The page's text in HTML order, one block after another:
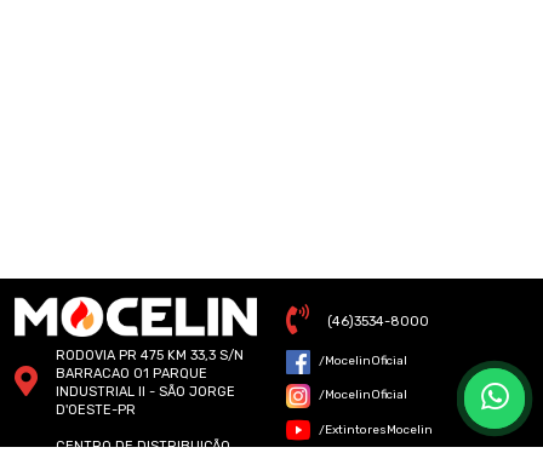
(46)3534-8000
RODOVIA PR 475 KM 33,3 S/N
BARRACAO 01 PARQUE
INDUSTRIAL II - SÃO JORGE
D'OESTE-PR
CENTRO DE DISTRIBUIÇÃO
/MocelinOficial
/MocelinOficial
/ExtintoresMocelin